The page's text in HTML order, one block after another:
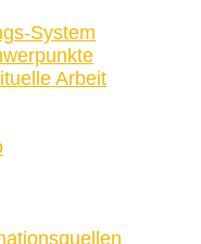
System
Arbeit